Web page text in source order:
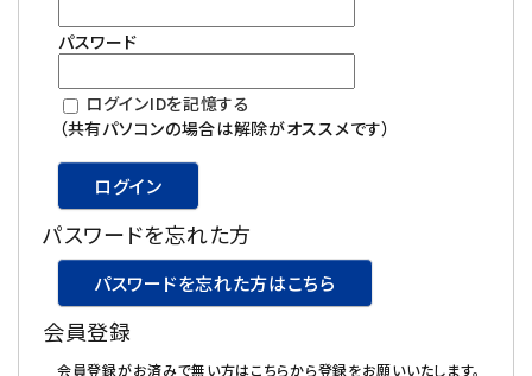
冷凍食品
スイーツ
お菓子
酒類
日用品
パスワード
ログインIDを記憶する
（共有パソコンの場合は解除がオススメです）
ログイン
パスワードを忘れた方
パスワードを忘れた方はこちら
会員登録
会員登録がお済みで無い方はこちらから登録をお願いいたします。